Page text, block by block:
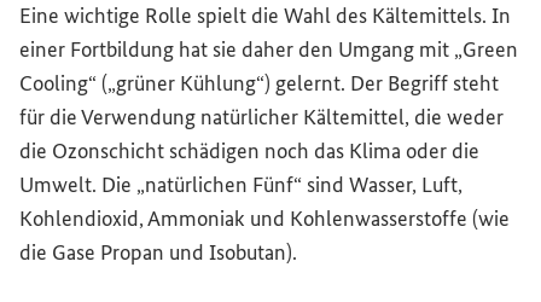
Eine wichtige Rolle spielt die Wahl des Kältemittels. In
einer Fortbildung hat sie daher den Umgang mit „Green
Cooling“ („grüner Kühlung“) gelernt. Der Begriff steht
für die Verwendung natürlicher Kältemittel, die weder
die Ozonschicht schädigen noch das Klima oder die
Umwelt. Die „natürlichen Fünf“ sind Wasser, Luft,
Kohlendioxid, Ammoniak und Kohlenwasserstoffe (wie
die Gase Propan und Isobutan).